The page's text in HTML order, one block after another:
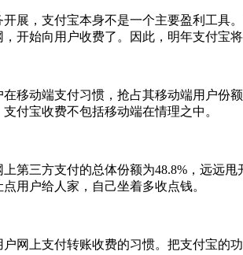
展，支付宝本身不是一个主要盈利工具
开始向用户收费了。因此，明年支付宝将
移动端支付习惯，抢占其移动端用户份
付宝收费不包括移动端在情理之中。
第三方支付的总体份额为48.8%，远远甩
用户给人家，自己坐着多收点钱。
网上支付转账收费的习惯。把支付宝的功